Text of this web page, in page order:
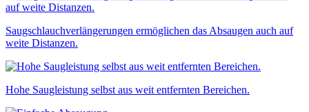
Saugschlauchverlängerungen ermöglichen das Absaugen auch auf
weite Distanzen.
Hohe Saugleistung selbst aus weit entfernten Bereichen.